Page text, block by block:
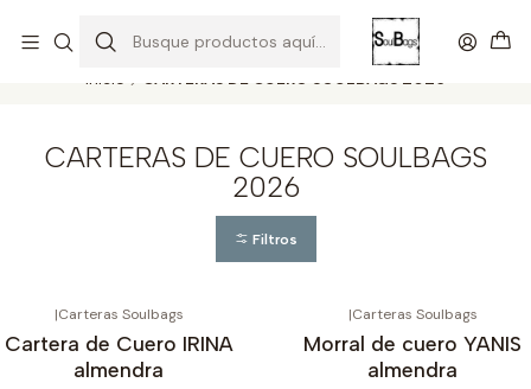
SOLO EL CUERO REEMPLAZA AL CUERO Todas las carteras acá
Inicio CARTERAS DE CUERO SOULBAGS 2026
CARTERAS DE CUERO SOULBAGS
2026
Filtros
|Carteras Soulbags
Cartera de Cuero IRINA
almendra
|Carteras Soulbags
Morral de cuero YANIS
almendra